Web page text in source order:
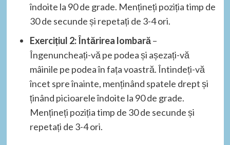
îndoite la 90 de grade. Mențineți poziția timp de
30 de secunde și repetați de 3-4 ori.
Exercițiul 2: Întărirea lombară–
Îngenuncheați-vă pe podea și așezați-vă
mâinile pe podea în fața voastră. Întindeți-vă
încet spre înainte, menținând spatele drept și
ținând picioarele îndoite la 90 de grade.
Mențineți poziția timp de 30 de secunde și
repetați de 3-4 ori.